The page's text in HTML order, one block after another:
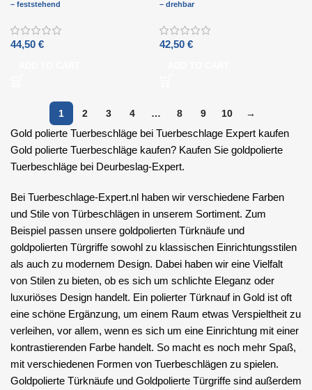
– feststehend
44,50 €
– drehbar
42,50 €
1 2 3 4 … 8 9 10 →
Gold polierte Tuerbeschläge bei Tuerbeschlage Expert kaufen
Gold polierte Tuerbeschläge kaufen? Kaufen Sie goldpolierte
Tuerbeschläge bei Deurbeslag-Expert.
Bei Tuerbeschlage-Expert.nl haben wir verschiedene Farben
und Stile von Türbeschlägen in unserem Sortiment. Zum
Beispiel passen unsere goldpolierten Türknäufe und
goldpolierten Türgriffe sowohl zu klassischen Einrichtungsstilen
als auch zu modernem Design. Dabei haben wir eine Vielfalt
von Stilen zu bieten, ob es sich um schlichte Eleganz oder
luxuriöses Design handelt. Ein polierter Türknauf in Gold ist oft
eine schöne Ergänzung, um einem Raum etwas Verspieltheit zu
verleihen, vor allem, wenn es sich um eine Einrichtung mit einer
kontrastierenden Farbe handelt. So macht es noch mehr Spaß,
mit verschiedenen Formen von Tuerbeschlägen zu spielen.
Goldpolierte Türknäufe und Goldpolierte Türgriffe sind außerdem